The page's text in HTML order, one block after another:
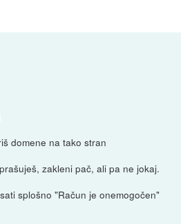
domene na tako stran
zakleni pač, ali pa ne jokaj.
splošno "Račun je onemogočen"